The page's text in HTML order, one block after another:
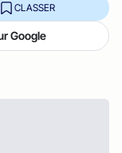
CLASSER
Google